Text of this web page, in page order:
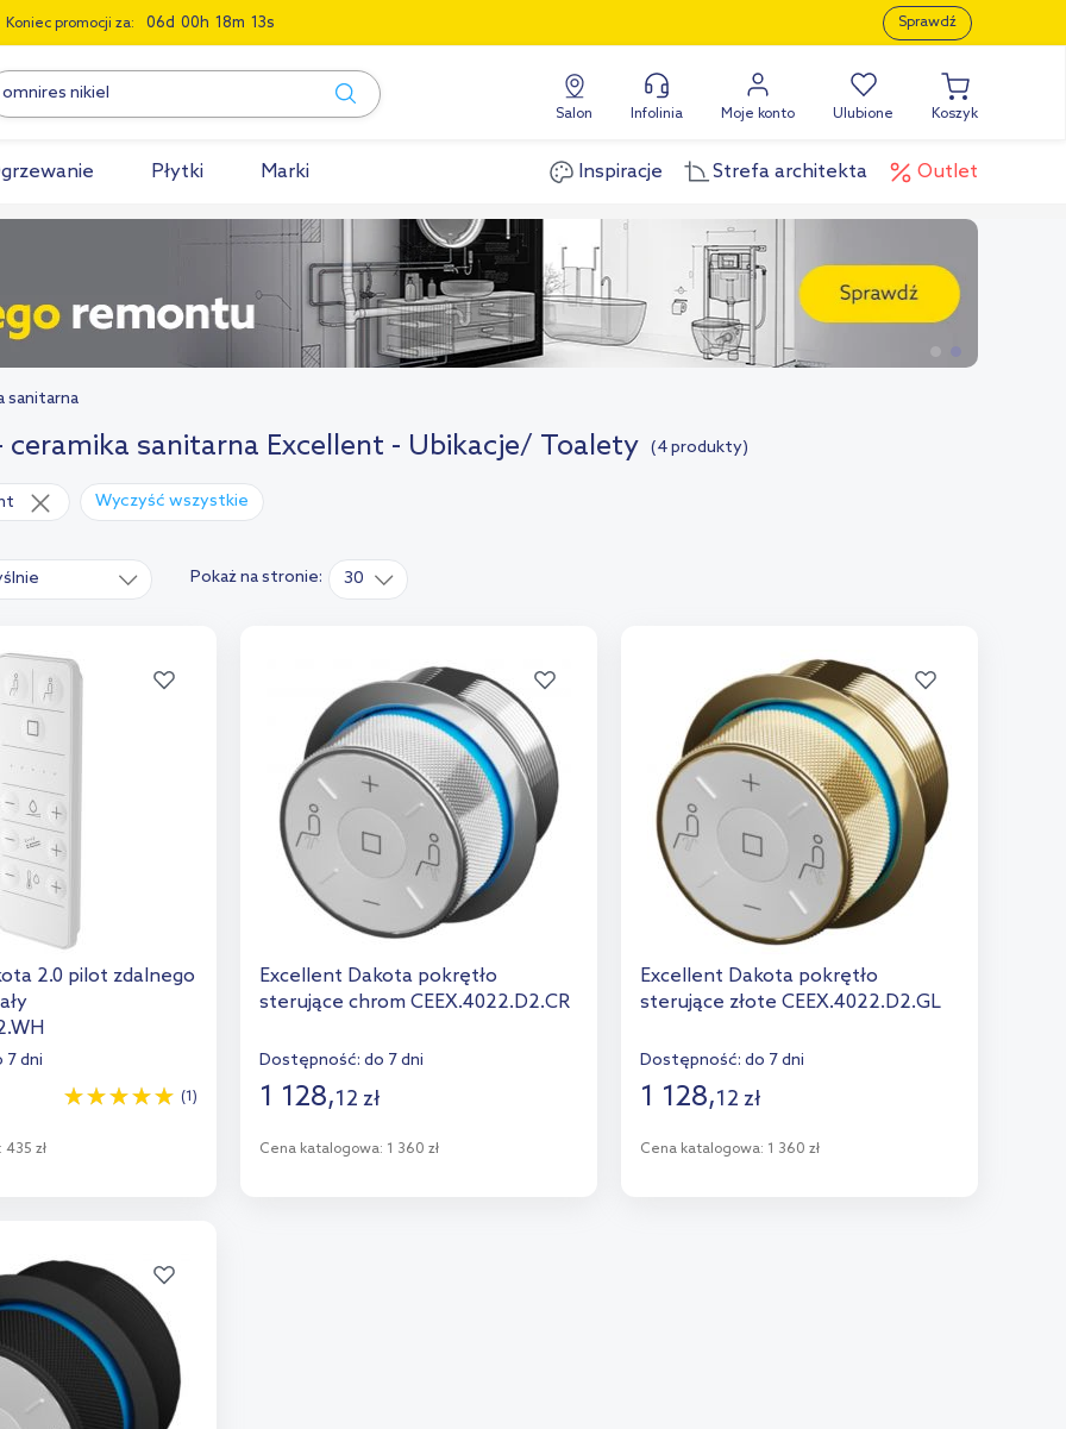
Koniec promocji za: 06 00 18 12 Sprawdź
Salon Infolinia Moje konto Ulubione Koszyk
Płytki Marki Inspiracje Strefa architekta Outlet
sanitarna
ceramika sanitarna Excellent - Ubikacje/ Toalety (4 produkty)
Wyczyść wszystkie
Pokaż na stronie: 30
2.0 pilot zdalnego
7 dni
435 zł
(1)
Excellent Dakota pokrętło
sterujące chrom CEEX.4022.D2.CR
Dostępność: do 7 dni
1 128,12 zł
Cena katalogowa: 1 360 zł
Excellent Dakota pokrętło
sterujące złote CEEX.4022.D2.GL
Dostępność: do 7 dni
1 128,12 zł
Cena katalogowa: 1 360 zł